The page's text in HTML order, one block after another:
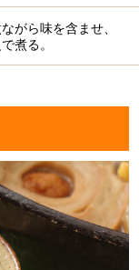
がら味を含ませ、
煮る。